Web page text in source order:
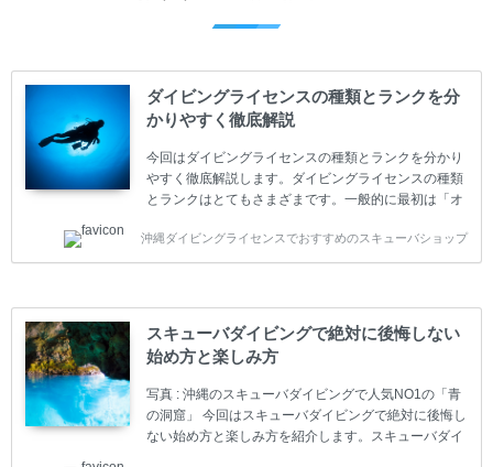
ダイビングライセンスの種類とランクを分
かりやすく徹底解説
今回はダイビングライセンスの種類とランクを分かり
やすく徹底解説します。ダイビングライセンスの種類
とランクはとてもさまざまです。一般的に最初は「オ
す。 ダイビングのライセンスカードはダイビングの教
育機関もしくは指導団体が発行しています。教育機関
ダイバーの育成・指導や安全管理、環境保全などの活
動をしています。 ダイビングライセンスの種類はエン
トリーレベルのライセンスからプロレベルのライセン
スまでランク分けされています。各教育機関(指導団
体)によってライセンスカードの名称、トレーニング内
容に違いがありま...
沖縄ダイビングライセンスでおすすめのスキューバショップ
スキューバダイビングで絶対に後悔しない
始め方と楽しみ方
写真 : 沖縄のスキューバダイビングで人気NO1の「青
の洞窟」 今回はスキューバダイビングで絶対に後悔し
ない始め方と楽しみ方を紹介します。スキューバダイ